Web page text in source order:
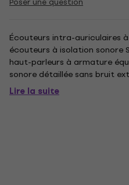
Écouteurs intra-auriculaires
écouteurs à isolation sonore
haut-parleurs à armature
sonore détaillée sans bruit
puissants et élégants sont
des adaptateurs, un étui de
Lire la suite